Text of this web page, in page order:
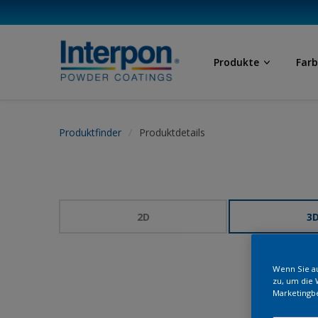
Produkte
Produktfinder Produktdetails
2D 3D
Wenn Sie
zu, um die